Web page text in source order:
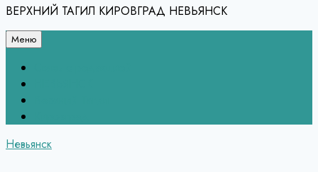
ВЕРХНИЙ ТАГИЛ КИРОВГРАД НЕВЬЯНСК
Меню
Невьянск